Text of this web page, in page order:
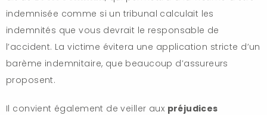
indemnisée comme si un tribunal calculait les
indemnités que vous devrait le responsable de
l’accident. La victime évitera une application stricte d’un
barème indemnitaire, que beaucoup d’assureurs
proposent.
Il convient également de veiller aux préjudices